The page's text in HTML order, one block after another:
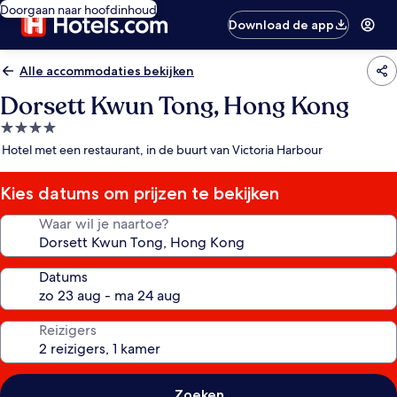
Doorgaan naar hoofdinhoud
Download de app
Alle accommodaties bekijken
Dorsett Kwun Tong, Hong Kong
4.0-
sterrenaccommodatie
Hotel met een restaurant, in de buurt van Victoria Harbour
Kies datums om prijzen te bekijken
Waar wil je naartoe?
Datums
Reizigers